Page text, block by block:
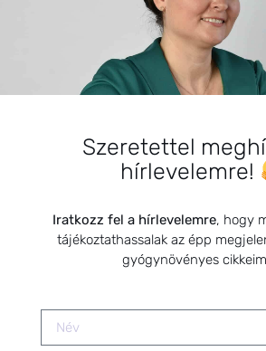
Szabálytalan
– Hogyan
2026.01.20.
Menopauza
Szeretettel
hírlevelemre!
Iratkozz fel a hírlevelemre, hogy
tájékoztathassalak az épp
gyógynövényes